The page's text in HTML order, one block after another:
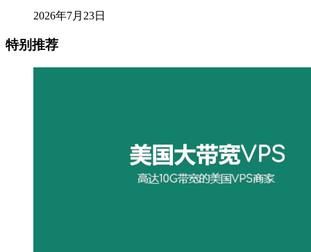
2026年7月23日
特别推荐